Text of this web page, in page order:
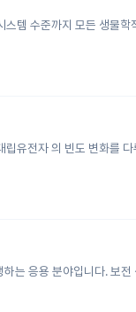
템 수준까지 모든 생물학
유전자 의 빈도 변화를
는 응용 분야입니다. 보